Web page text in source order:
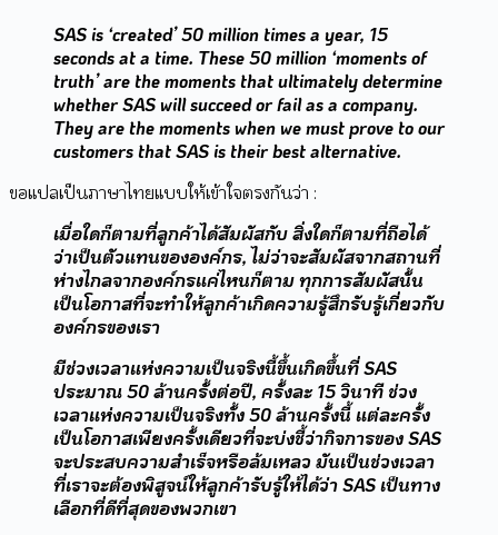
SAS is ‘created’ 50 million times a year, 15
seconds at a time. These 50 million ‘moments of
truth’ are the moments that ultimately determine
whether SAS will succeed or fail as a company.
They are the moments when we must prove to our
customers that SAS is their best alternative.
ขอแปลเป็นภาษาไทยแบบให้เข้าใจตรงกันว่า :
เมื่อใดก็ตามที่ลูกค้าได้สัมผัสกับ สิ่งใดก็ตามที่ถือได้
ว่าเป็นตัวแทนขององค์กร, ไม่ว่าจะสัมผัสจากสถานที่
ห่างไกลจากองค์กรแค่ไหนก็ตาม ทุกการสัมผัสนั้น
เป็นโอกาสที่จะทำให้ลูกค้าเกิดความรู้สึกรับรู้เกี่ยวกับ
องค์กรของเรา
มีช่วงเวลาแห่งความเป็นจริงนี้ขึ้นเกิดขึ้นที่ SAS
ประมาณ 50 ล้านครั้งต่อปี, ครั้งละ 15 วินาที ช่วง
เวลาแห่งความเป็นจริงทั้ง 50 ล้านครั้งนี้ แต่ละครั้ง
เป็นโอกาสเพียงครั้งเดียวที่จะบ่งชี้ว่ากิจการของ SAS
จะประสบความสำเร็จหรือล้มเหลว มันเป็นช่วงเวลา
ที่เราจะต้องพิสูจน์ให้ลูกค้ารับรู้ให้ได้ว่า SAS เป็นทาง
เลือกที่ดีที่สุดของพวกเขา